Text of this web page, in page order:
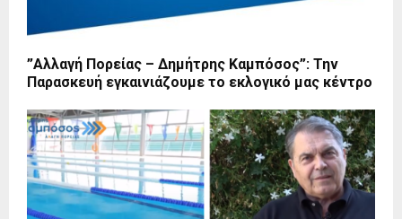
”Αλλαγή Πορείας – Δημήτρης Καμπόσος”: Την
Παρασκευή εγκαινιάζουμε το εκλογικό μας κέντρο